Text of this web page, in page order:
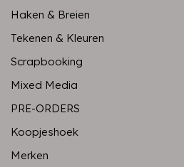
Haken & Breien
Tekenen & Kleuren
Scrapbooking
Mixed Media
PRE-ORDERS
Koopjeshoek
Merken